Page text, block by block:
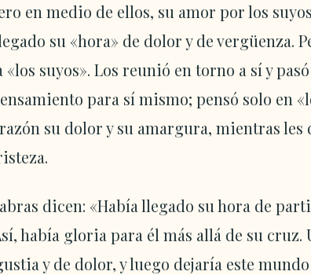
en medio de ellos, su amor por los
su «hora» de dolor y de vergüenza.
suyos». Los reunió en torno a sí y
para sí mismo; pensó solo en
su dolor y su amargura, mientras les
dicen: «Había llegado su hora de
había gloria para él más allá de su cruz.
y de dolor, y luego dejaría este mundo